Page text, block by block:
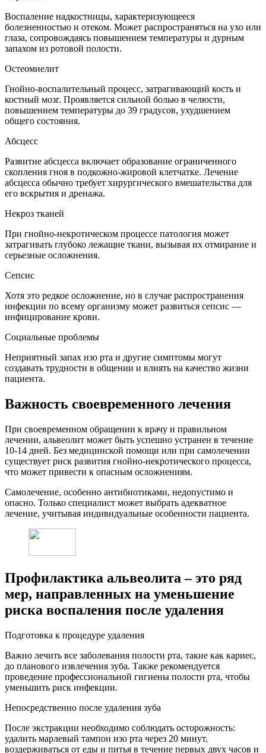
Воспаление надкостницы, характеризующееся
болезненностью и отеком. Может распространяться на ухо или
глаза, сопровождаясь повышением температуры и дурным
запахом из ротовой полости.
Остеомиелит
Гнойно-воспалительный процесс, затрагивающий кость и
костный мозг. Проявляется сильной болью в челюсти,
повышением температуры до 39 градусов, ухудшением
общего состояния.
Абсцесс
Развитие абсцесса включает образование ограниченного
скопления гноя в подкожно-жировой клетчатке. Лечение
абсцесса обычно требует хирургического вмешательства для
его вскрытия и дренажа.
Некроз тканей
При гнойно-некротическом процессе патология может
затрагивать глубоко лежащие ткани, вызывая их отмирание и
серьезные осложнения.
Сепсис
Хотя это редкое осложнение, но в случае распространения
инфекции по всему организму может развиться сепсис —
инфицирование крови.
Социальные проблемы
Неприятный запах изо рта и другие симптомы могут
создавать трудности в общении и влиять на качество жизни
пациента.
Важность своевременного лечения
При своевременном обращении к врачу и правильном
лечении, альвеолит может быть успешно устранен в течение
10-14 дней. Без медицинской помощи или при самолечении
существует риск развития гнойно-некротического процесса,
что может привести к опасным осложнениям.
Самолечение, особенно антибиотиками, недопустимо и
опасно. Только специалист может выбрать адекватное
лечение, учитывая индивидуальные особенности пациента.
Профилактика альвеолита – это ряд
мер, направленных на уменьшение
риска воспаления после удаления
Подготовка к процедуре удаления
Важно лечить все заболевания полости рта, такие как кариес,
до планового извлечения зуба. Также рекомендуется
проведение профессиональной гигиены полости рта, чтобы
уменьшить риск инфекции.
Непосредственно после удаления зуба
После экстракции необходимо соблюдать осторожность:
удалить марлевый тампон изо рта через 20 минут,
воздерживаться от еды и питья в течение первых двух часов и